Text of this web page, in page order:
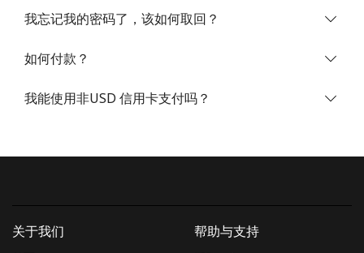
一个大写字母和一个小写字母
一个特殊字符
本人明白，在本网站开设账户，即代表本人同意这些条款。
我忘记我的密码了，该如何取回？
如何付款？
我能使用非USD 信用卡支付吗？
关于我们
帮助与支持